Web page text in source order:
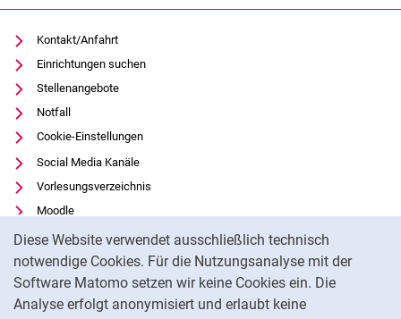
Diese Website verwendet ausschließlich technisch
notwendige Cookies. Für die Nutzungsanalyse mit der
Software Matomo setzen wir keine Cookies ein. Die
Analyse erfolgt anonymisiert und erlaubt keine
Kontakt/Anfahrt
Einrichtungen suchen
Stellenangebote
Notfall
Cookie-Einstellungen
Social Media Kanäle
Vorlesungsverzeichnis
Moodle
Panopto
Universitätsbibliothek
Datenschutz
Barrierefreiheit